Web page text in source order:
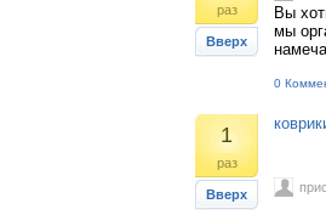
раз
Вверх
Вы
мы
0
1
раз
Вверх